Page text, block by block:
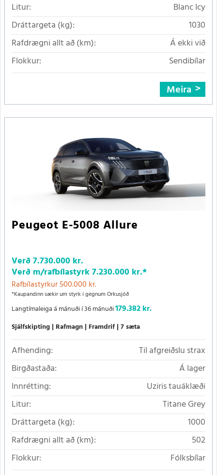
Litur:
Blanc Icy
Dráttargeta (kg):
1030
Rafdrægni allt að (km):
Á ekki við
Flokkur:
Sendibílar
Meira
Peugeot E-5008 Allure
Verð7.730.000 kr.
Verð m/rafbílastyrk7.230.000 kr.*
Rafbílastyrkur 500.000 kr.
*Kaupandinn sækir um styrk í gegnum Orkusjóð
Langtímaleiga á mánuði í 36 mánuði179.382 kr.
Sjálfskipting Rafmagn Framdrif 7 sæta
Afhending:
Til afgreiðslu strax
Birgðastaða:
Á lager
Innrétting:
Uziris tauáklæði
Litur:
Titane Grey
Dráttargeta (kg):
1000
Rafdrægni allt að (km):
502
Flokkur:
Fólksbílar